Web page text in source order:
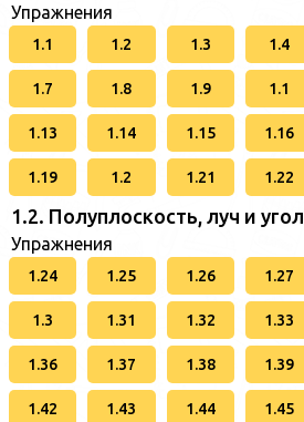
Упражнения
1.1 1.2 1.3 1.4
1.7 1.8 1.9 1.1
1.13 1.14 1.15 1.16
1.19 1.2 1.21 1.22
1.2. Полуплоскость, луч и угол
Упражнения
1.24 1.25 1.26 1.27
1.3 1.31 1.32 1.33
1.36 1.37 1.38 1.39
1.42 1.43 1.44 1.45